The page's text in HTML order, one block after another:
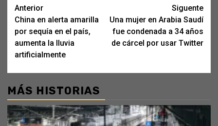
Post
navigation
Anterior
China en alerta amarilla
por sequía en el país,
aumenta la lluvia
artificialmente
Siguente
Una mujer en Arabia Saudí
fue condenada a 34 años
de cárcel por usar Twitter
MÁS HISTORIAS